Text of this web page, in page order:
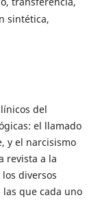
sintética,
del
el llamado
y el narcisismo
revista a la
diversos
que cada uno